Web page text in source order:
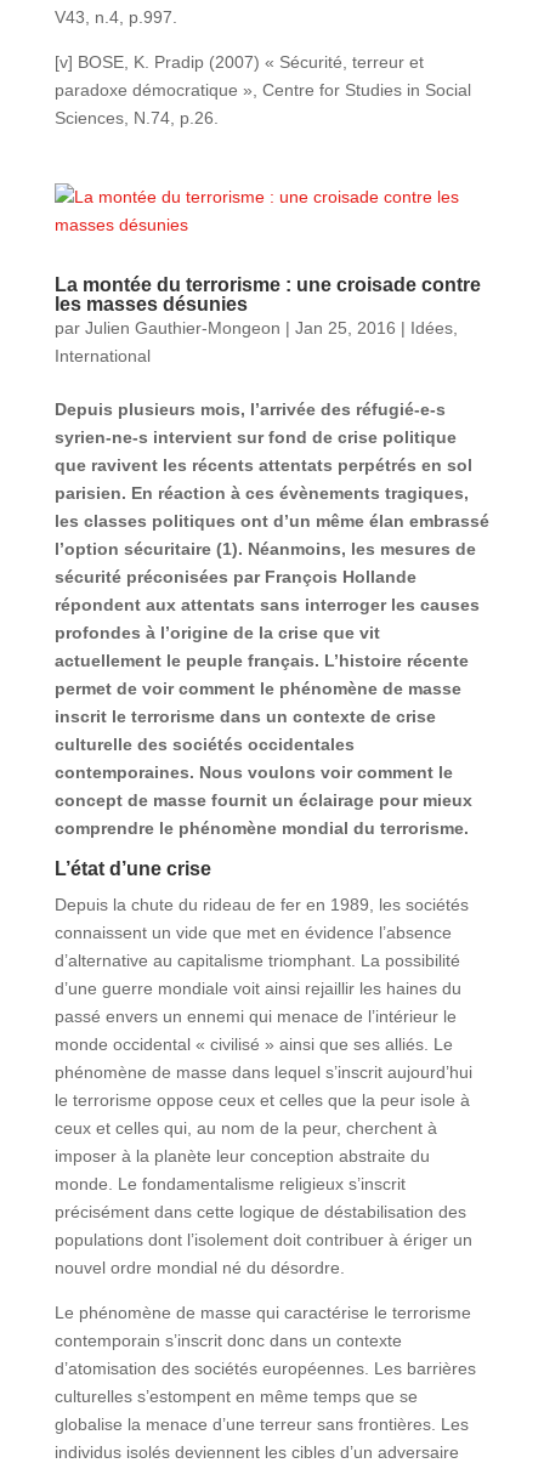
V43, n.4, p.997.
[v] BOSE, K. Pradip (2007) « Sécurité, terreur et
paradoxe démocratique », Centre for Studies in Social
Sciences, N.74, p.26.
La montée du terrorisme : une croisade contre
les masses désunies
par Julien Gauthier-Mongeon | Jan 25, 2016 | Idées,
International
Depuis plusieurs mois, l’arrivée des réfugié-e-s
syrien-ne-s intervient sur fond de crise politique
que ravivent les récents attentats perpétrés en sol
parisien. En réaction à ces évènements tragiques,
les classes politiques ont d’un même élan embrassé
l’option sécuritaire (1). Néanmoins, les mesures de
sécurité préconisées par François Hollande
répondent aux attentats sans interroger les causes
profondes à l’origine de la crise que vit
actuellement le peuple français. L’histoire récente
permet de voir comment le phénomène de masse
inscrit le terrorisme dans un contexte de crise
culturelle des sociétés occidentales
contemporaines. Nous voulons voir comment le
concept de masse fournit un éclairage pour mieux
comprendre le phénomène mondial du terrorisme.
L’état d’une crise
Depuis la chute du rideau de fer en 1989, les sociétés
connaissent un vide que met en évidence l’absence
d’alternative au capitalisme triomphant. La possibilité
d’une guerre mondiale voit ainsi rejaillir les haines du
passé envers un ennemi qui menace de l’intérieur le
monde occidental « civilisé » ainsi que ses alliés. Le
phénomène de masse dans lequel s’inscrit aujourd’hui
le terrorisme oppose ceux et celles que la peur isole à
ceux et celles qui, au nom de la peur, cherchent à
imposer à la planète leur conception abstraite du
monde. Le fondamentalisme religieux s’inscrit
précisément dans cette logique de déstabilisation des
populations dont l’isolement doit contribuer à ériger un
nouvel ordre mondial né du désordre.
Le phénomène de masse qui caractérise le terrorisme
contemporain s’inscrit donc dans un contexte
d’atomisation des sociétés européennes. Les barrières
culturelles s’estompent en même temps que se
globalise la menace d’une terreur sans frontières. Les
individus isolés deviennent les cibles d’un adversaire